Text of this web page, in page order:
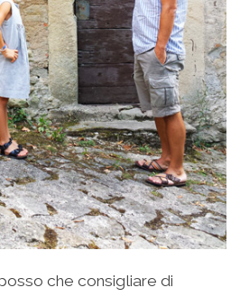
che consigliare di